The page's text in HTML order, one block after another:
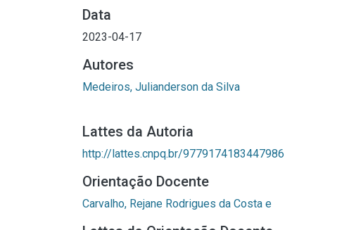
Data
2023-04-17
Autores
Medeiros, Julianderson da Silva
Lattes da Autoria
http://lattes.cnpq.br/9779174183447986
Orientação Docente
Carvalho, Rejane Rodrigues da Costa e